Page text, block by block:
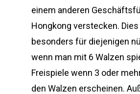
einem anderen
Hongkong verstecken. Dies
besonders für diejenigen
wenn man mit 6 Walzen
Freispiele wenn 3 oder
den Walzen erscheinen.